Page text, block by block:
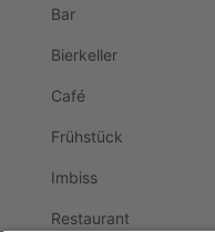
Bar
Bierkeller
Café
Frühstück
Imbiss
Restaurant